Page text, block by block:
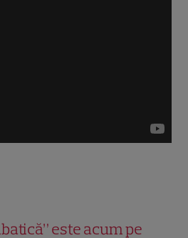
este acum pe